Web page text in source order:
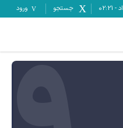
-
02:21 جستجو ورود